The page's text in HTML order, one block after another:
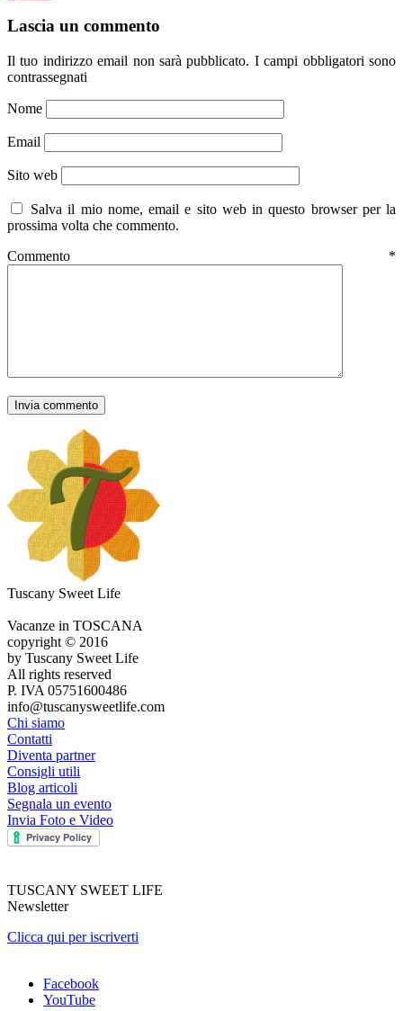
Lascia un commento
Il tuo indirizzo email non sarà pubblicato. I campi obbligatori sono
contrassegnati
Nome
Email
Sito web
Salva il mio nome, email e sito web in questo browser per la
prossima volta che commento.
Commento *
Tuscany Sweet Life
Vacanze in TOSCANA
copyright © 2016
by Tuscany Sweet Life
All rights reserved
P. IVA 05751600486
info@tuscanysweetlife.com
Chi siamo
Contatti
Diventa partner
Consigli utili
Blog articoli
Segnala un evento
Invia Foto e Video
TUSCANY SWEET LIFE
Newsletter
Clicca qui per iscriverti
Facebook
YouTube